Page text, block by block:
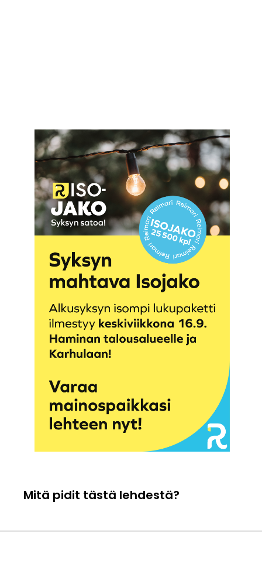
Mitä pidit tästä lehdestä?